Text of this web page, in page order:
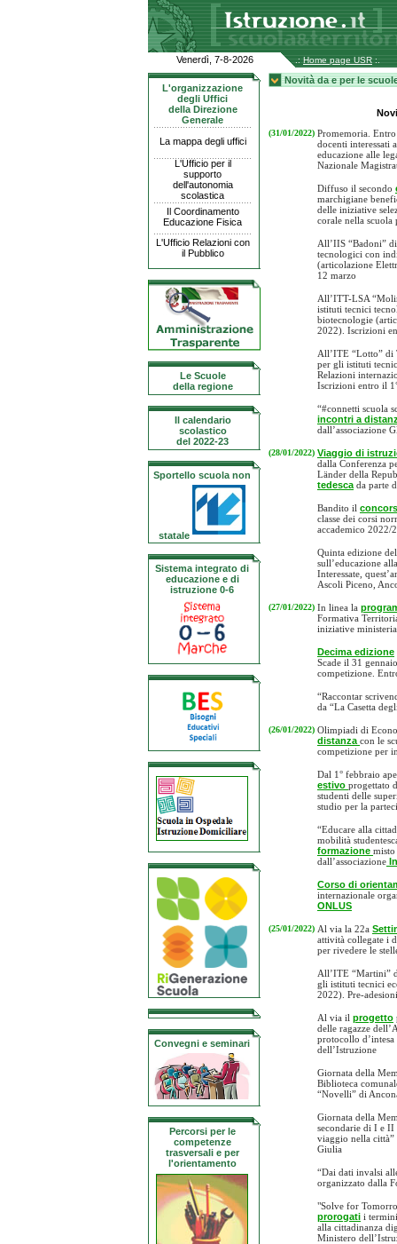
Venerdì, 7-8-2026 .: Home page USR :.
L'organizzazione
degli Uffici
della Direzione
Generale
La mappa degli uffici
L'Ufficio per il
supporto
dell'autonomia
scolastica
Il Coordinamento
Educazione Fisica
L'Ufficio Relazioni con
il Pubblico
Le Scuole
della regione
Il calendario
scolastico
del 2022-23
Sportello scuola non
statale
Sistema integrato di
educazione e di
istruzione 0-6
Convegni e seminari
Percorsi per le
competenze
trasversali e per
l'orientamento
Novità da e per le
(31/01/2022) Promemoria.
docenti interessati
educazione alle
Nazionale
Diffuso il secondo
marchigiane
delle iniziative
corale nella scuola
All’IIS “Badoni”
tecnologici con
(articolazione
12 marzo
All’ITT-LSA
istituti tecnici
biotecnologie
2022). Iscrizioni
All’ITE “Lotto” di
per gli istituti
Relazioni
Iscrizioni entro il
“#connetti scuola
incontri a
dall’associazione
(28/01/2022) Viaggio di
dalla Conferenza
Länder della
tedesca da parte
Bandito il
classe dei corsi
accademico
Quinta edizione
sull’educazione
Interessate,
Ascoli Piceno,
(27/01/2022) In linea la
Formativa
iniziative
Decima edizione
Scade il 31
competizione.
“Raccontar
da “La Casetta
(26/01/2022) Olimpiadi di
distanza con le
competizione per
Dal 1° febbraio
estivo progettato
studenti delle
studio per la
“Educare alla
mobilità
formazione
dall’associazione
Corso di
internazionale
ONLUS
(25/01/2022) Al via la 22a
attività collegate i
per rivedere le
All’ITE “Martini”
gli istituti tecnici
2022). Pre-
Al via il progetto
delle ragazze
protocollo
dell’Istruzione
Giornata della
Biblioteca
“Novelli” di
Giornata della
secondarie di I e
viaggio nella città”
Giulia
“Dai dati invalsi
organizzato dalla
"Solve for
prorogati i
alla cittadinanza
Ministero